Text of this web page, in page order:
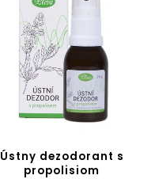
Ústny dezodorant s
propolisiom